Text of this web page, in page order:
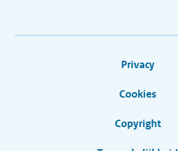
Privacy
Cookies
Copyright